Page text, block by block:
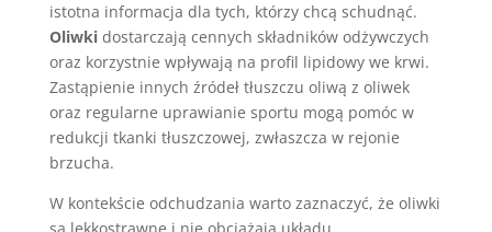
istotna informacja dla tych, którzy chcą schudnąć.
Oliwkidostarczają cennych składników odżywczych
oraz korzystnie wpływają na profil lipidowy we krwi.
Zastąpienie innych źródeł tłuszczu oliwą z oliwek
oraz regularne uprawianie sportu mogą pomóc w
redukcji tkanki tłuszczowej, zwłaszcza w rejonie
brzucha.
W kontekście odchudzania warto zaznaczyć, że oliwki